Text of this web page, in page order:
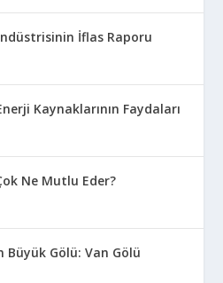
İflas Raporu
Kaynaklarının Faydaları
Ne Mutlu Eder?
Büyük Gölü: Van Gölü